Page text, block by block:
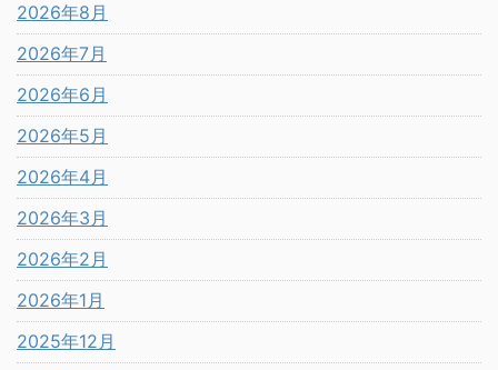
2026年8月
2026年7月
2026年6月
2026年5月
2026年4月
2026年3月
2026年2月
2026年1月
2025年12月